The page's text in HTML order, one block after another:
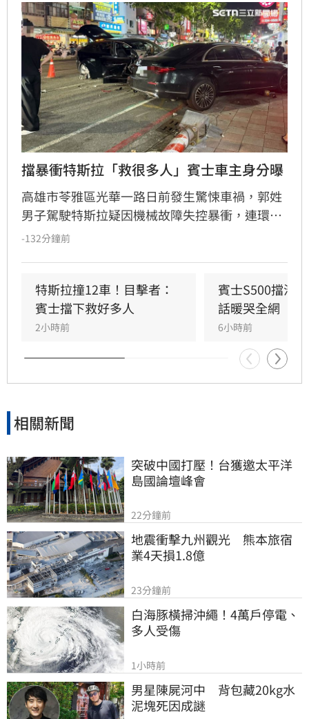
擋暴衝特斯拉「救很多人」賓士車主身分曝
高雄市苓雅區光華一路日前發生驚悚車禍，郭姓
男子駕駛特斯拉疑因機械故障失控暴衝，連環撞
擊12輛汽機車及單車，所幸僅造成3人輕傷。肇
光，竟是擁有1.4萬粉絲的網紅「超級土豆粉」，
同時也是嘉義知名甜甜圈店老闆。
-132分鐘前
特斯拉撞12車！目擊者：
賓士擋下救好多人
2小時前
賓士S500擋浩
話暖哭全網
6小時前
相關新聞
突破中國打壓！台獲邀太平洋
島國論壇峰會
22分鐘前
地震衝擊九州觀光　熊本旅宿
業4天損1.8億
23分鐘前
白海豚橫掃沖繩！4萬戶停電、
多人受傷
1小時前
男星陳屍河中　背包藏20kg水
泥塊死因成謎